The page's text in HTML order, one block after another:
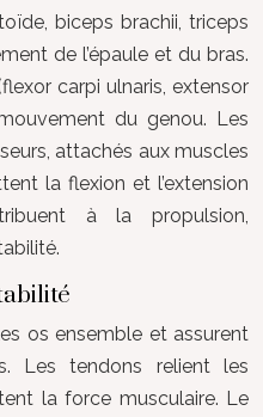
biceps brachii, triceps
de l’épaule et du bras.
carpi ulnaris, extensor
du genou. Les
attachés aux muscles
la flexion et l’extension
à la propulsion,
os ensemble et assurent
Les tendons relient les
la force musculaire. Le